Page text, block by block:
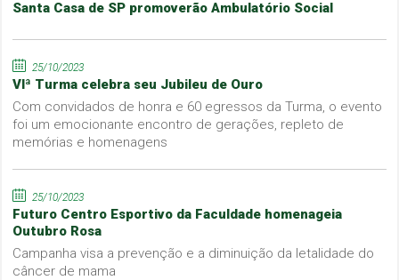
Santa Casa de SP promoverão Ambulatório Social
25/10/2023
VIª Turma celebra seu Jubileu de Ouro
Com convidados de honra e 60 egressos da Turma, o evento
foi um emocionante encontro de gerações, repleto de
memórias e homenagens
25/10/2023
Futuro Centro Esportivo da Faculdade homenageia
Outubro Rosa
Campanha visa a prevenção e a diminuição da letalidade do
câncer de mama